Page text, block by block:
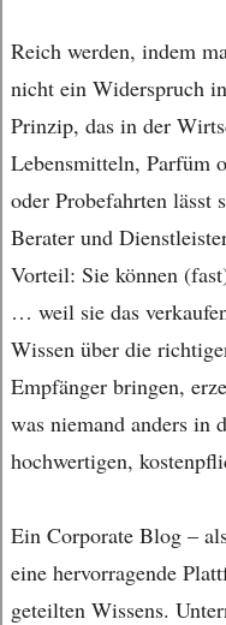
Reich werden, indem
nicht ein Widerspruch
Prinzip, das in der
Lebensmitteln, Parfüm
oder Probefahrten lässt
Berater und
Vorteil: Sie können
… weil sie das
Wissen über die
Empfänger bringen,
was niemand anders in
hochwertigen,
Ein Corporate Blog –
eine hervorragende
geteilten Wissens.